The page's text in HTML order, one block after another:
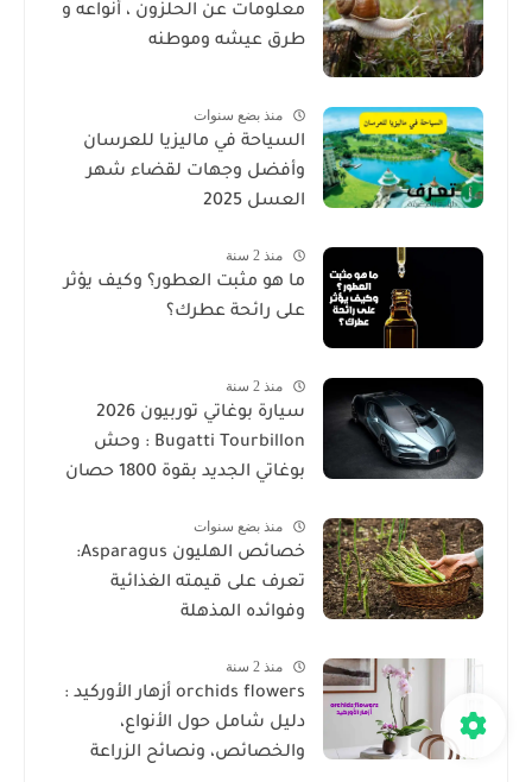
معلومات عن الحلزون ، أنواعه و
طرق عيشه وموطنه
منذ بضع سنوات
السياحة في ماليزيا للعرسان
وأفضل وجهات لقضاء شهر
العسل 2025
منذ 2 سنة
ما هو مثبت العطور؟ وكيف يؤثر
على رائحة عطرك؟
منذ 2 سنة
سيارة بوغاتي توربيون 2026
Bugatti Tourbillon : وحش
بوغاتي الجديد بقوة 1800 حصان
منذ بضع سنوات
خصائص الهليون Asparagus:
تعرف على قيمته الغذائية
وفوائده المذهلة
منذ 2 سنة
orchids flowers أزهار الأوركيد :
دليل شامل حول الأنواع،
والخصائص، ونصائح الزراعة